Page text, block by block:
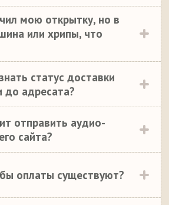
мою открытку, но в
или хрипы, что
статус доставки
до адресата?
отправить аудио-
сайта?
оплаты существуют?